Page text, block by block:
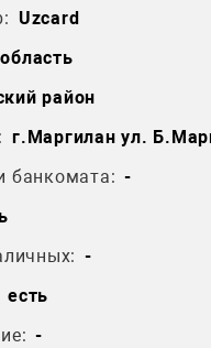
Uzcard
район
г.Маргилан ул.
банкомата: -
-
есть
-